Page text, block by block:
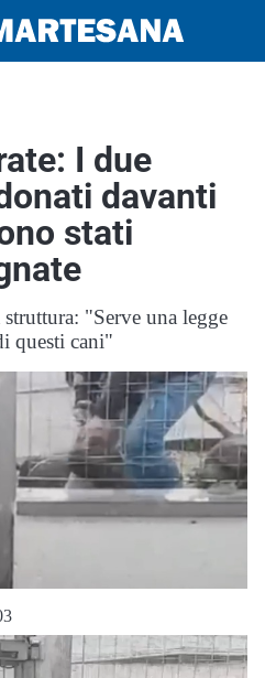
I due
davanti
stati
"Serve una legge
questi cani"